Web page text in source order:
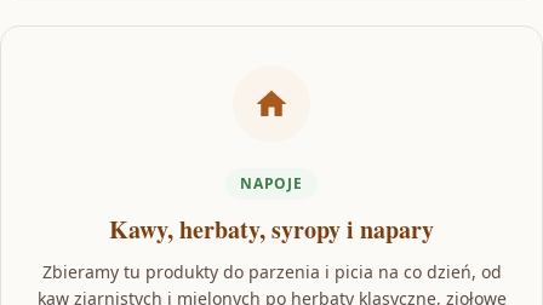
NAPOJE
Kawy, herbaty, syropy i napary
Zbieramy tu produkty do parzenia i picia na co dzień, od
kaw ziarnistych i mielonych po herbaty klasyczne, ziołowe